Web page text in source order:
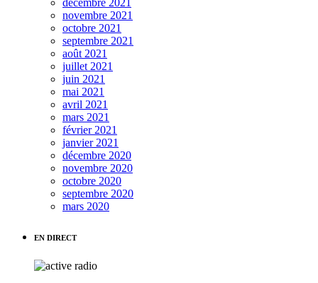
décembre 2021
novembre 2021
octobre 2021
septembre 2021
août 2021
juillet 2021
juin 2021
mai 2021
avril 2021
mars 2021
février 2021
janvier 2021
décembre 2020
novembre 2020
octobre 2020
septembre 2020
mars 2020
EN DIRECT